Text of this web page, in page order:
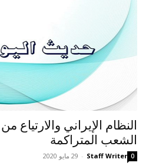
النظام الإيراني والارتياع
الشعب المتراكمة
Staff Writer
- 29 مايو 2020 0